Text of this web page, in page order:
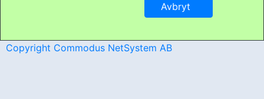
Copyright Commodus NetSystem AB